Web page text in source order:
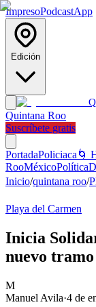
ImpresoPodcastApp
Edición
Quintana Roo
Suscríbete gratis
PortadaPoliciaca 🌀
RooMéxicoPolítica
Inicio/quintana roo/
Playa del Carmen
Inicia
nuevo
M
Manuel Avila·4 de